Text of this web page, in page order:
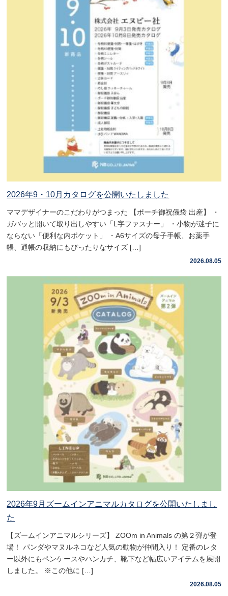
2026年9・10月カタログを公開いたしました
ママデザイナーのこだわりがつまった 【ポーチ御祝儀袋 出産】 ・
ガバッと開いて取り出しやすい「L字ファスナー」 ・小物が迷子に
ならない「便利な内ポケット」 ・A6サイズの母子手帳、お薬手
帳、通帳の収納にもぴったりなサイズ […]
2026.08.05
2026年9月ズームインアニマルカタログを公開いたしまし
た
【ズームインアニマルシリーズ】 ZOOm in Animals の第２弾が登
場！ パンダやマヌルネコなど人気の動物が仲間入り！ 定番のレタ
ー以外にもペンケースやハンカチ、靴下など幅広いアイテムを展開
しました。 ※この他に […]
2026.08.05